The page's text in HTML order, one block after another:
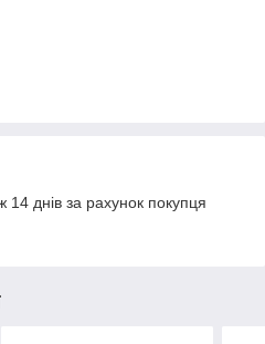
днів за рахунок покупця